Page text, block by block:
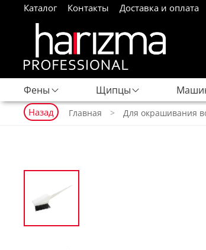
Каталог Контакты Доставка и оплата
Фены Щипцы
Назад Главная Для окрашивания